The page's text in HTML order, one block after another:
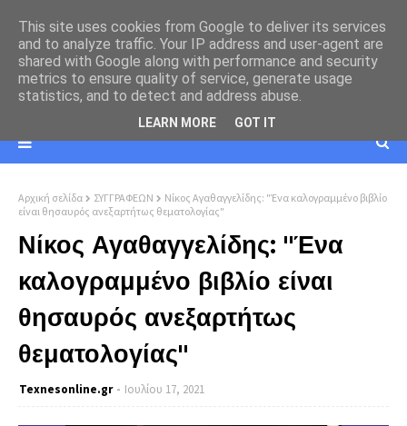
Αρχική σελίδα ΣΥΓΓΡΑΦΕΩΝ
Νίκος Αγαθαγγελίδης: "Ένα καλογραμμένο βιβλίο
είναι θησαυρός ανεξαρτήτως θεματολογίας"
Νίκος Αγαθαγγελίδης: "Ένα
καλογραμμένο βιβλίο είναι
θησαυρός ανεξαρτήτως
θεματολογίας"
Texnesοnline.gr Ιουλίου 17, 2021
This site uses cookies from Google to deliver its services
and to analyze traffic. Your IP address and user-agent are
shared with Google along with performance and security
metrics to ensure quality of service, generate usage
statistics, and to detect and address abuse.
LEARN MORE GOT IT